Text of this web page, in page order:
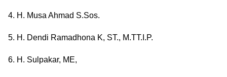
4. H. Musa Ahmad S.Sos.
5. H. Dendi Ramadhona K, ST., M.TT.I.P.
6. H. Sulpakar, ME,